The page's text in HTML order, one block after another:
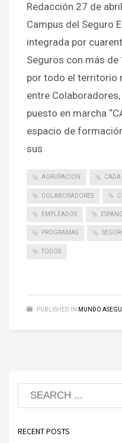
Redacción 27 de
Campus del Seguro
integrada por
Seguros con más
por todo el territorio
entre
puesto en marcha
espacio de
sus
AGRUPACION CADA
COLABORADORES
EMPLEADOS
PROGRAMAS
TODOS
PUBLISHED IN MUNDO
RECENT POSTS